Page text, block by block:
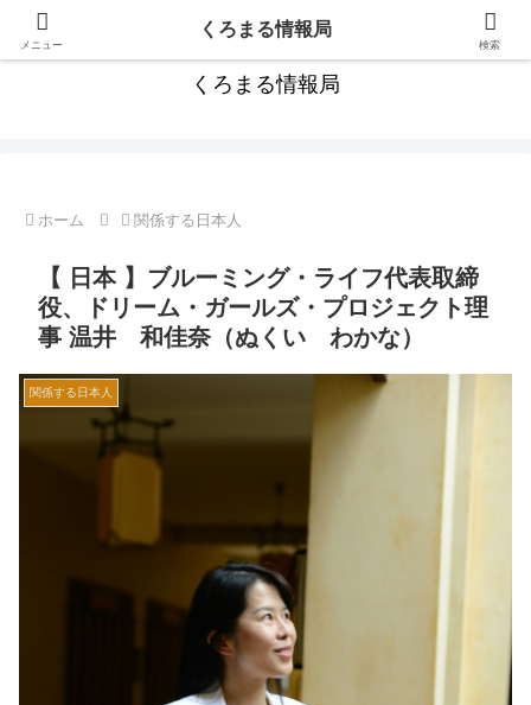
カンボジア旅行にお役立ちの情報満載！
くろまる情報局
ホーム 関係する日本人
【 日本 】ブルーミング・ライフ代表取締
役、ドリーム・ガールズ・プロジェクト理
事 温井 和佳奈（ぬくい わかな）
関係する日本人
メニュー
くろまる情報局
検索